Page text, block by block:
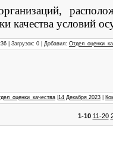
качества условий
| Загрузок: 0 | Добавил:
14 Декабря 2023
1-10 11-20